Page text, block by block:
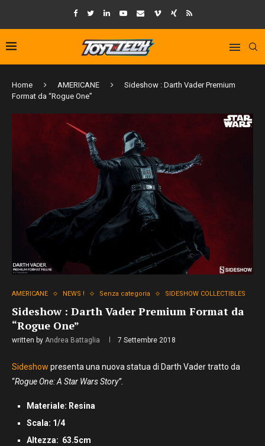
Home AMERICANE
Sideshow : Darth Vader Premium
Format da “Rogue One”
AMERICANE NEWS ! Senza categoria SIDESHOW COLLECTIBLES
Sideshow : Darth Vader Premium Format da
“Rogue One”
written by Andrea Battaglia 7 Settembre 2018
Sideshow presenta una nuova statua di Darth Vader tratto da
“Rogue One: A Star Wars Story”.
Materiale: Resina
Scala: 1/4
Altezza: 63.5cm